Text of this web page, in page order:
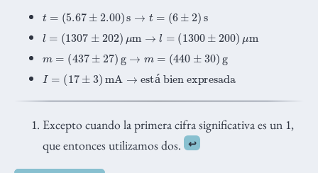
5.67 ±2.00) →t
l= 1307±202 )μm→ 1300 200)μm
437±27 ) →m ) g
á
I= 17 ±3 mA→ está bien expresada
Excepto cuando la primera cifra significativa es un 1,
que entonces utilizamos dos.
↩︎